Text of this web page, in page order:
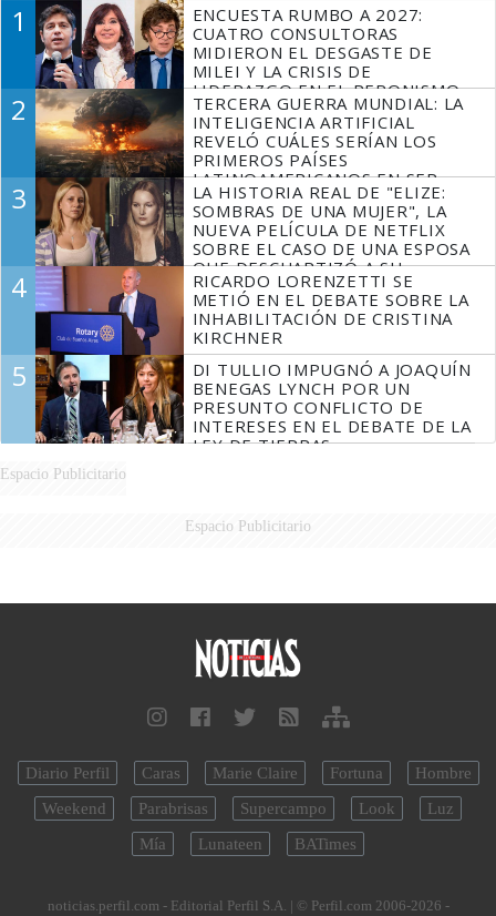
1
ENCUESTA RUMBO A 2027:
CUATRO CONSULTORAS
MIDIERON EL DESGASTE DE
MILEI Y LA CRISIS DE
LIDERAZGO EN EL PERONISMO
2
TERCERA GUERRA MUNDIAL: LA
INTELIGENCIA ARTIFICIAL
REVELÓ CUÁLES SERÍAN LOS
PRIMEROS PAÍSES
LATINOAMERICANOS EN SER
DERROTADOS
3
LA HISTORIA REAL DE "ELIZE:
SOMBRAS DE UNA MUJER", LA
NUEVA PELÍCULA DE NETFLIX
SOBRE EL CASO DE UNA ESPOSA
QUE DESCUARTIZÓ A SU
MARIDO
4
RICARDO LORENZETTI SE
METIÓ EN EL DEBATE SOBRE LA
INHABILITACIÓN DE CRISTINA
KIRCHNER
5
DI TULLIO IMPUGNÓ A JOAQUÍN
BENEGAS LYNCH POR UN
PRESUNTO CONFLICTO DE
INTERESES EN EL DEBATE DE LA
LEY DE TIERRAS
Espacio Publicitario
Espacio Publicitario
Diario Perfil Caras Marie Claire Fortuna
Hombre
Weekend
Parabrisas Supercampo Look
Luz
Mía
Lunateen BATimes
noticias.perfil.com - Editorial Perfil S.A. | © Perfil.com 2006-2026 -